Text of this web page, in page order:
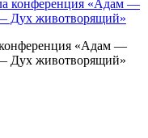
«Адам —
Дух животворящий»